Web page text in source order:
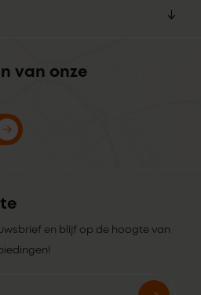
van onze
en blijf op de hoogte van